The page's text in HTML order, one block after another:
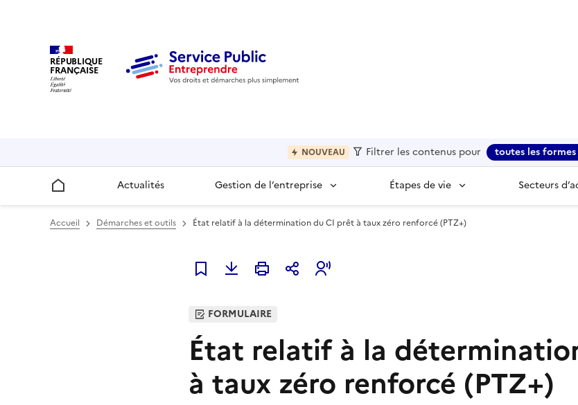
RÉPUBLIQUE
FRANÇAISE
NOUVEAU Filtrer les contenus pour toutes les
Accueil Actualités Gestion de l’entreprise Étapes de vie Secteurs
Accueil Démarches et outils État relatif à la détermination du CI prêt à taux zéro renforcé (PTZ+)
Ajouter à mes favoris
FORMULAIRE
État relatif à la
à taux zéro renforcé (PTZ+)